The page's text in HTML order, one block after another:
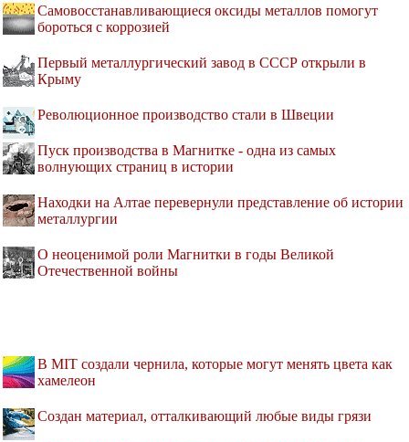
Самовосстанавливающиеся оксиды металлов помогут
бороться с коррозией
Первый металлургический завод в СССР открыли в
Крыму
Революционное производство стали в Швеции
Пуск производства в Магнитке - одна из самых
волнующих страниц в истории
Находки на Алтае перевернули представление об истории
металлургии
О неоценимой роли Магнитки в годы Великой
Отечественной войны
В MIT создали чернила, которые могут менять цвета как
хамелеон
Создан материал, отталкивающий любые виды грязи